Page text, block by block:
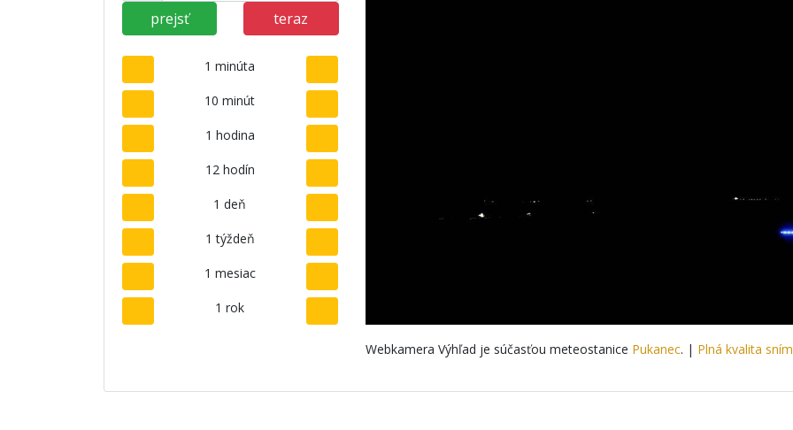
prejsť teraz
1 minúta
10 minút
1 hodina
12 hodín
1 deň
1 týždeň
1 mesiac
1 rok
Webkamera Výhľad je súčasťou meteostanice Pukanec. | Plná kvalita